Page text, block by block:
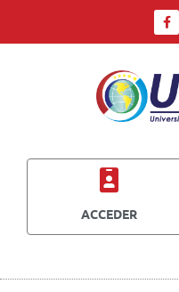
ACCEDER